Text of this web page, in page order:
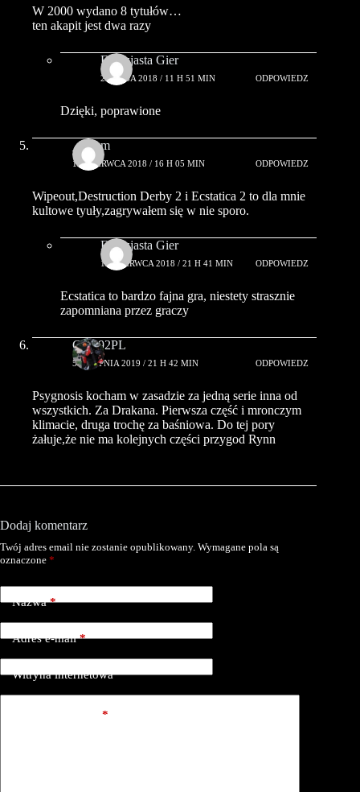
W 2000 wydano 8 tytułów…
ten akapit jest dwa razy
Entuzjasta Gier
24 MAJA 2018 / 11 H 51 MIN ODPOWIEDZ
Dzięki, poprawione
_Adam
13 CZERWCA 2018 / 16 H 05 MIN ODPOWIEDZ
Wipeout,Destruction Derby 2 i Ecstatica 2 to dla mnie
kultowe tyuły,zagrywałem się w nie sporo.
Entuzjasta Gier
13 CZERWCA 2018 / 21 H 41 MIN ODPOWIEDZ
Ecstatica to bardzo fajna gra, niestety strasznie
zapomniana przez graczy
Greg92PL
5 SIERPNIA 2019 / 21 H 42 MIN ODPOWIEDZ
Psygnosis kocham w zasadzie za jedną serie inna od
wszystkich. Za Drakana. Pierwsza część i mronczym
klimacie, druga trochę za baśniowa. Do tej pory
żałuje,że nie ma kolejnych części przygod Rynn
Dodaj komentarz
Twój adres email nie zostanie opublikowany. Wymagane pola są
oznaczone *
Nazwa*
Adres e-mail*
Witryna internetowa
*